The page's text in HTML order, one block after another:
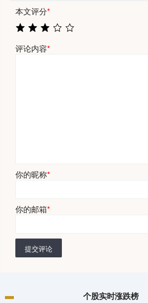
本文评分*
评论内容*
你的昵称*
你的邮箱*
提交评论
个股实时涨跌榜